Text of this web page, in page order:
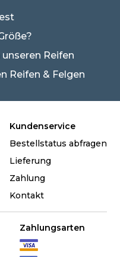
Reifen
Reifen & Felgen
Kundenservice
Bestellstatus abfragen
Lieferung
Zahlung
Kontakt
Zahlungsarten